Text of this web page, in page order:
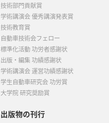
技術部門貢献賞
学術講演会 優秀講演発表賞
技術教育賞
自動車技術会フェロー
標準化活動 功労者感謝状
出版・編集 功績感謝状
学術講演会 運営功績感謝状
学生自動車研究会 功労賞
大学院 研究奨励賞
出版物の刊行